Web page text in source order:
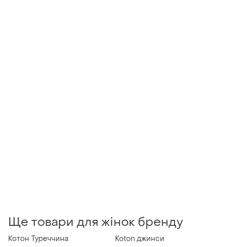
Ще товари для жінок бренду
Котон Туреччина
Koton джинси